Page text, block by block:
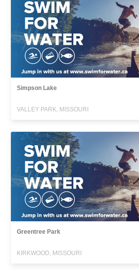
Simpson Lake
VALLEY PARK, MISSOURI
Greentree Park
KIRKWOOD, MISSOURI